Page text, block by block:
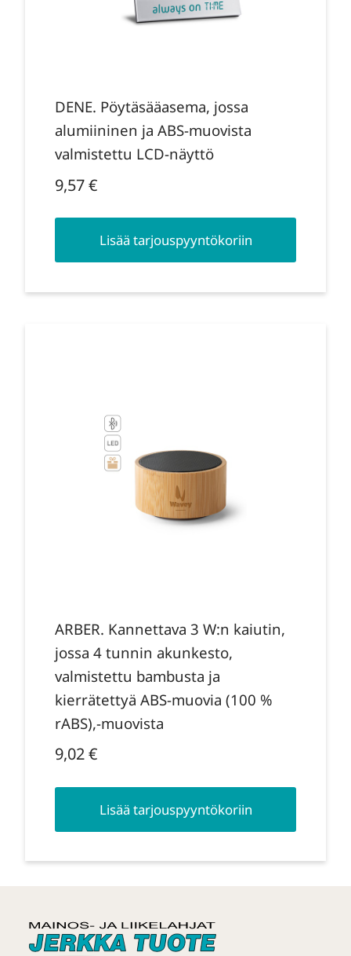
DENE. Pöytäsääasema, jossa
alumiininen ja ABS-muovista
valmistettu LCD-näyttö
9,57€
Lisää tarjouspyyntökoriin
ARBER. Kannettava 3 W:n kaiutin,
jossa 4 tunnin akunkesto,
valmistettu bambusta ja
kierrätettyä ABS-muovia (100 %
rABS),-muovista
9,02€
Lisää tarjouspyyntökoriin